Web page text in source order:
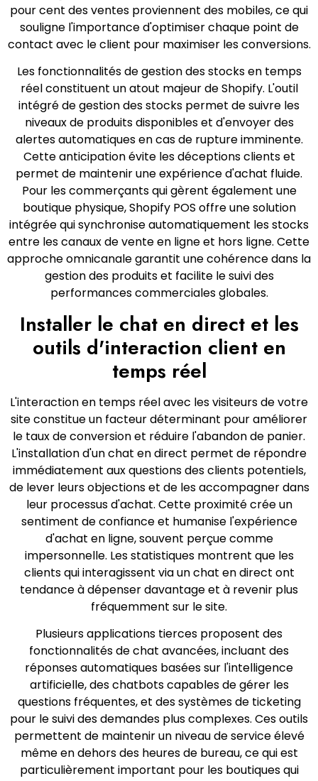
pour cent des ventes proviennent des mobiles, ce qui
souligne l'importance d'optimiser chaque point de
contact avec le client pour maximiser les conversions.
Les fonctionnalités de gestion des stocks en temps
réel constituent un atout majeur de Shopify. L'outil
intégré de gestion des stocks permet de suivre les
niveaux de produits disponibles et d'envoyer des
alertes automatiques en cas de rupture imminente.
Cette anticipation évite les déceptions clients et
permet de maintenir une expérience d'achat fluide.
Pour les commerçants qui gèrent également une
boutique physique, Shopify POS offre une solution
intégrée qui synchronise automatiquement les stocks
entre les canaux de vente en ligne et hors ligne. Cette
approche omnicanale garantit une cohérence dans la
gestion des produits et facilite le suivi des
performances commerciales globales.
Installer le chat en direct et les
outils d'interaction client en
temps réel
L'interaction en temps réel avec les visiteurs de votre
site constitue un facteur déterminant pour améliorer
le taux de conversion et réduire l'abandon de panier.
L'installation d'un chat en direct permet de répondre
immédiatement aux questions des clients potentiels,
de lever leurs objections et de les accompagner dans
leur processus d'achat. Cette proximité crée un
sentiment de confiance et humanise l'expérience
d'achat en ligne, souvent perçue comme
impersonnelle. Les statistiques montrent que les
clients qui interagissent via un chat en direct ont
tendance à dépenser davantage et à revenir plus
fréquemment sur le site.
Plusieurs applications tierces proposent des
fonctionnalités de chat avancées, incluant des
réponses automatiques basées sur l'intelligence
artificielle, des chatbots capables de gérer les
questions fréquentes, et des systèmes de ticketing
pour le suivi des demandes plus complexes. Ces outils
permettent de maintenir un niveau de service élevé
même en dehors des heures de bureau, ce qui est
particulièrement important pour les boutiques qui